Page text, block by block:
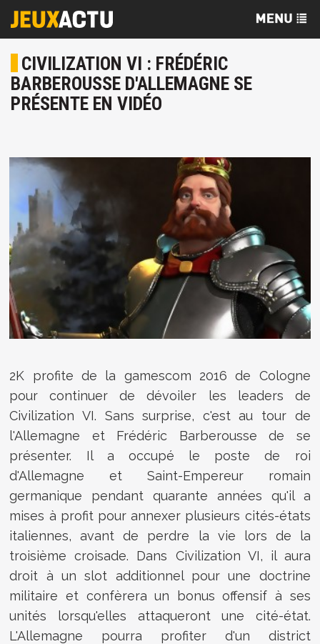
CIVILIZATION VI : FRÉDÉRIC
BARBEROUSSE D'ALLEMAGNE SE
PRÉSENTE EN VIDÉO
2K profite de la gamescom 2016 de Cologne
pour continuer de dévoiler les leaders de
Civilization VI. Sans surprise, c'est au tour de
l'Allemagne et Frédéric Barberousse de se
présenter. Il a occupé le poste de roi
d'Allemagne et Saint-Empereur romain
germanique pendant quarante années qu'il a
mises à profit pour annexer plusieurs cités-états
italiennes, avant de perdre la vie lors de la
troisième croisade. Dans Civilization VI, il aura
droit à un slot additionnel pour une doctrine
militaire et confèrera un bonus offensif à ses
unités lorsqu'elles attaqueront une cité-état.
L'Allemagne pourra profiter d'un district